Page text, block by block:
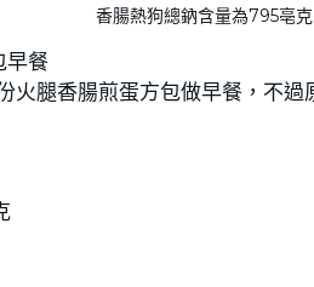
香腸熱狗總鈉含量為795亳
早餐
火腿香腸煎蛋方包做早餐，不